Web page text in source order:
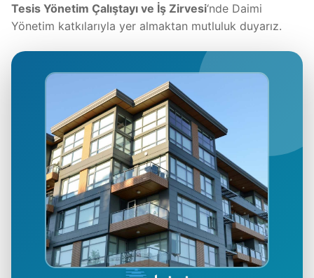
Tesis Yönetim Çalıştayı ve İş Zirvesi‘nde Daimi
Yönetim katkılarıyla yer almaktan mutluluk duyarız.